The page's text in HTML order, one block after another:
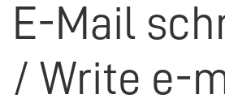
E-Mail
/ Write e-